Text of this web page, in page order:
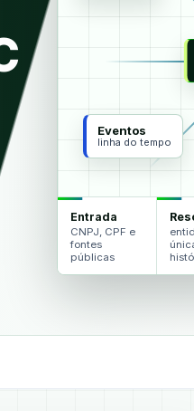
Eventos
linha do tempo
Entrada
CNPJ, CPF e
fontes
públicas